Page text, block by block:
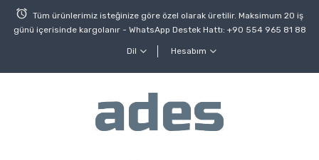
Tüm ürünlerimiz isteğinize göre özel olarak üretilir. Maksimum 20 iş
günü içerisinde kargolanır - WhatsApp Destek Hattı: +90 554 965 81 88
Dil Hesabım